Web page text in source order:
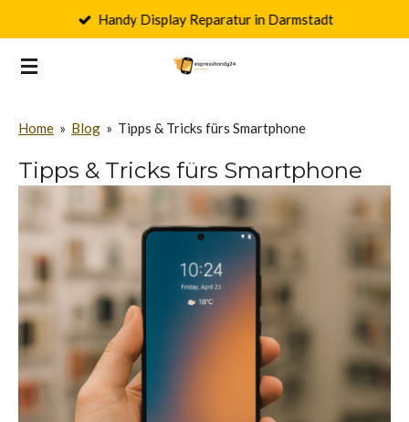
springen
Handy Display Reparatur in Darmstadt
Home » Blog » Tipps & Tricks fürs Smartphone
Tipps & Tricks fürs Smartphone